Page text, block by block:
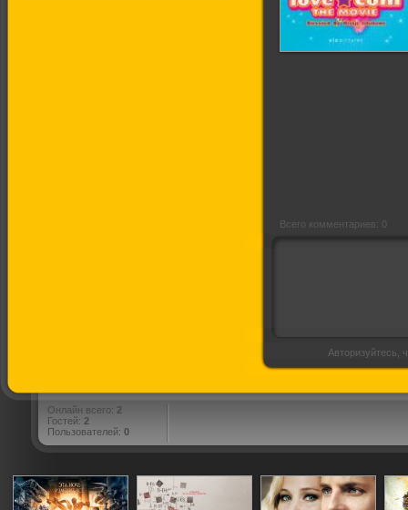
Всего комментариев: 0
Авторизуйтесь,
Онлайн всего: 2
Гостей: 2
Пользователей: 0